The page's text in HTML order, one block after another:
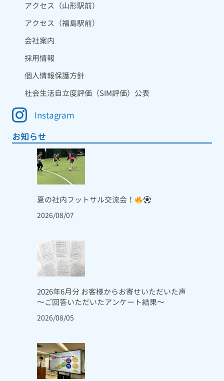
アクセス（山形駅前）
アクセス（福島駅前）
会社案内
採用情報
個人情報保護方針
社会生活自立度評価（SIM評価）公表
Instagram
お知らせ
夏の社内フットサル交流会！
2026/08/07
2026年6月分 お客様からお寄せいただいた声
～ご回答いただいたアンケート結果～
2026/08/05